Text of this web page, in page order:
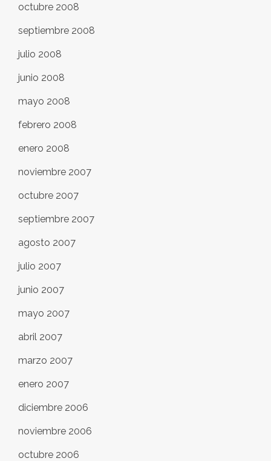
octubre 2008
septiembre 2008
julio 2008
junio 2008
mayo 2008
febrero 2008
enero 2008
noviembre 2007
octubre 2007
septiembre 2007
agosto 2007
julio 2007
junio 2007
mayo 2007
abril 2007
marzo 2007
enero 2007
diciembre 2006
noviembre 2006
octubre 2006